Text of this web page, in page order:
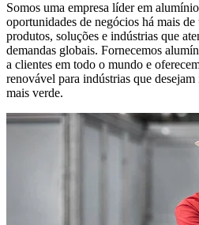
Somos uma empresa líder em
oportunidades de negócios há mais
produtos, soluções e indústrias que
demandas globais. Fornecemos
a clientes em todo o mundo e
renovável para indústrias que
mais verde.